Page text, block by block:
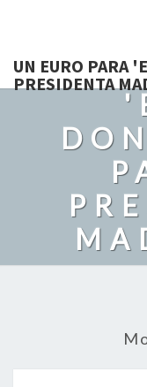
UN EURO PARA
PRESIDENTA
UN